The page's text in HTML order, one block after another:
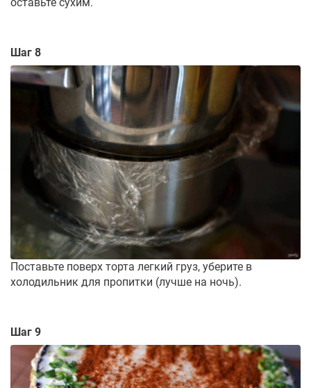
Шаг 8
Поставьте поверх торта легкий груз, уберите в
холодильник для пропитки (лучше на ночь).
Шаг 9